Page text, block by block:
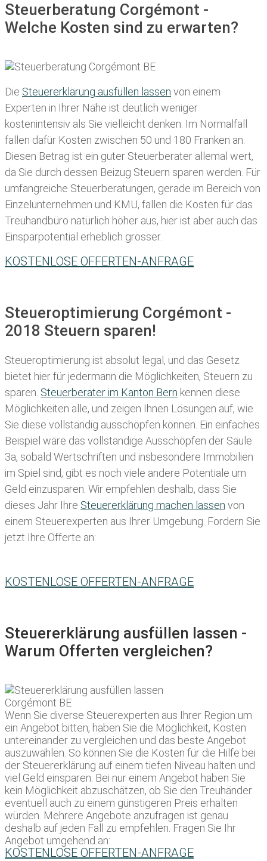
Steuerberatung Corgémont -
Welche Kosten sind zu erwarten?
Die Steuererklärung ausfüllen lassen von einem
Experten in Ihrer Nähe ist deutlich weniger
kostenintensiv als Sie vielleicht denken. Im Normalfall
fallen dafür Kosten zwischen 50 und 180 Franken an.
Diesen Betrag ist ein guter Steuerberater allemal wert,
da Sie durch dessen Beizug Steuern sparen werden. Für
umfangreiche Steuerberatungen, gerade im Bereich von
Einzelunternehmen und KMU, fallen die Kosten für das
Treuhandbüro natürlich höher aus, hier ist aber auch das
Einsparpotential erheblich grösser.
KOSTENLOSE OFFERTEN-ANFRAGE
Steueroptimierung Corgémont -
2018 Steuern sparen!
Steueroptimierung ist absolut legal, und das Gesetz
bietet hier für jedermann die Möglichkeiten, Steuern zu
sparen. Steuerberater im K anton Bern kennen diese
Möglichkeiten alle, und zeigen Ihnen Lösungen auf, wie
Sie diese vollständig ausschöpfen können. Ein einfaches
Beispiel wäre das vollständige Ausschöpfen der Säule
3a, sobald Wertschriften und insbesondere Immobilien
im Spiel sind, gibt es noch viele andere Potentiale um
Geld einzusparen. Wir empfehlen deshalb, dass Sie
dieses Jahr Ihre Steuererklärung machen lassen von
einem Steuerexperten aus Ihrer Umgebung. Fordern Sie
jetzt Ihre Offerte an:
KOSTENLOSE OFFERTEN-ANFRAGE
Steuererklärung ausfüllen lassen -
Warum Offerten vergleichen?
Wenn Sie diverse Steuerexperten aus Ihrer Region um
ein Angebot bitten, haben Sie die Möglichkeit, Kosten
untereinander zu vergleichen und das beste Angebot
auszuwählen. So können Sie die Kosten für die Hilfe bei
der Steuererklärung auf einem tiefen Niveau halten und
viel Geld einsparen. Bei nur einem Angebot haben Sie
kein Möglichkeit abzuschätzen, ob Sie den Treuhänder
eventuell auch zu einem günstigeren Preis erhalten
würden. Mehrere Angebote anzufragen ist genau
deshalb auf jeden Fall zu empfehlen. Fragen Sie Ihr
Angebot umgehend an:
KOSTENLOSE OFFERTEN-ANFRAGE